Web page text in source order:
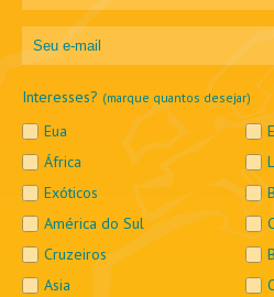
Interesses? (marque quantos desejar)
Eua
África
Exóticos
América do Sul
Cruzeiros
Asia